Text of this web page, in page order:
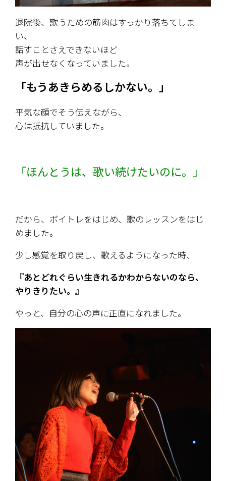
退院後、歌うための筋肉はすっかり落ちてしま
い、
話すことさえできないほど
声が出せなくなっていました。
「もうあきらめるしかない。」
平気な顔でそう伝えながら、
心は抵抗していました。
「ほんとうは、歌い続けたいのに。」
だから、ボイトレをはじめ、歌のレッスンをはじ
めました。
少し感覚を取り戻し、歌えるようになった時、
『あとどれぐらい生きれるかわからないのなら、
やりきりたい。』
やっと、自分の心の声に正直になれました。